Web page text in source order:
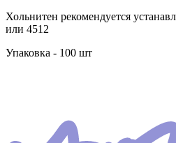
Хольнитен рекомендуется
или 4512
Упаковка - 100 шт